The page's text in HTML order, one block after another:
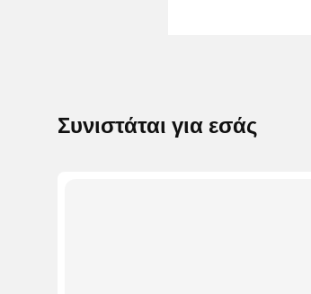
Συνιστάται για εσάς